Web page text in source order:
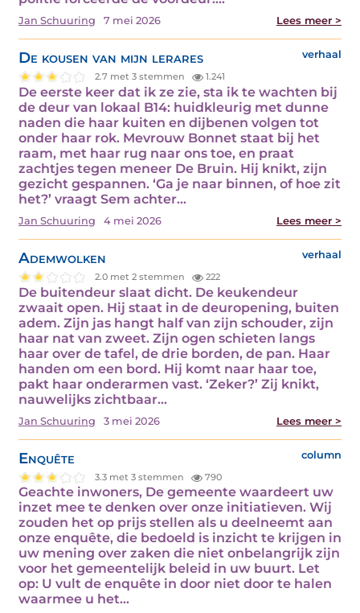
Jan Schuuring 7 mei 2026 Lees meer >
De kousen van mijn lerares verhaal
2.7 met 3 stemmen 1.241
De eerste keer dat ik ze zie, sta ik te wachten bij
de deur van lokaal B14: huidkleurig met dunne
naden die haar kuiten en dijbenen volgen tot
onder haar rok. Mevrouw Bonnet staat bij het
raam, met haar rug naar ons toe, en praat
zachtjes tegen meneer De Bruin. Hij knikt, zijn
gezicht gespannen. ‘Ga je naar binnen, of hoe zit
het?’ vraagt Sem achter…
Jan Schuuring 4 mei 2026 Lees meer >
Ademwolken verhaal
2.0 met 2 stemmen 222
De buitendeur slaat dicht. De keukendeur
zwaait open. Hij staat in de deuropening, buiten
adem. Zijn jas hangt half van zijn schouder, zijn
haar nat van zweet. Zijn ogen schieten langs
haar over de tafel, de drie borden, de pan. Haar
handen om een bord. Hij komt naar haar toe,
pakt haar onderarmen vast. ‘Zeker?’ Zij knikt,
nauwelijks zichtbaar…
Jan Schuuring 3 mei 2026 Lees meer >
Enquête column
3.3 met 3 stemmen 790
Geachte inwoners, De gemeente waardeert uw
inzet mee te denken over onze initiatieven. Wij
zouden het op prijs stellen als u deelneemt aan
onze enquête, die bedoeld is inzicht te krijgen in
uw mening over zaken die niet onbelangrijk zijn
voor het gemeentelijk beleid in uw buurt. Let
op: U vult de enquête in door niet door te halen
waarmee u het…